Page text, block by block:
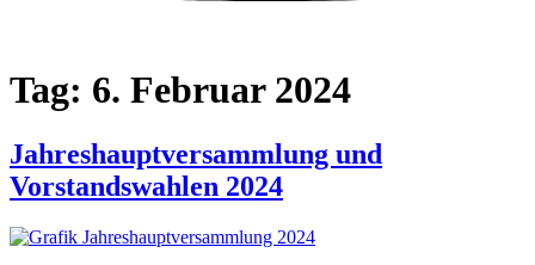
Tag: 6. Februar 2024
Jahreshauptversammlung und
Vorstandswahlen 2024